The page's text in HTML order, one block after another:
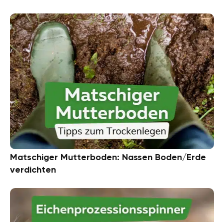
Matschiger Mutterboden: Nassen Boden/Erde
verdichten